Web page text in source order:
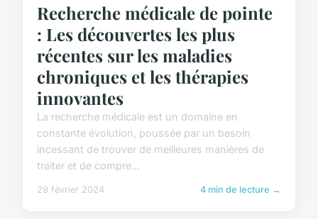
Recherche médicale de pointe
: Les découvertes les plus
récentes sur les maladies
chroniques et les thérapies
innovantes
La recherche médicale est un domaine en
constante évolution, poussée par un besoin
incessant de trouver de meilleures manières de
traiter et de compre...
29 février 2024 4 min de lecture →